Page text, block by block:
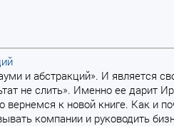
и абстракций». И является
не слить». Именно ее дарит
вернемся к новой книге. Как и
компании и руководить